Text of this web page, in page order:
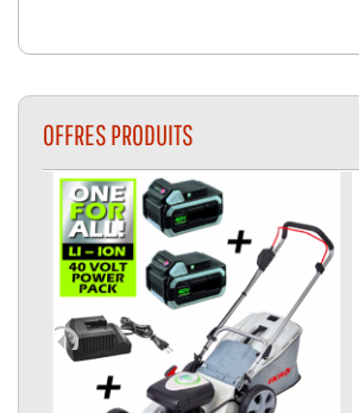
OFFRES PRODUITS